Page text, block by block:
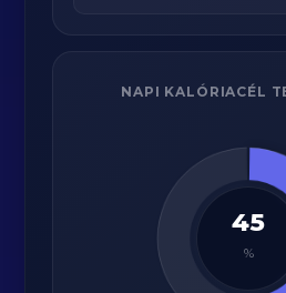
NAPI KALÓRIACÉL
45
%